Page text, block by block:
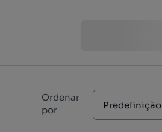
Ordenar
por
Predefinição